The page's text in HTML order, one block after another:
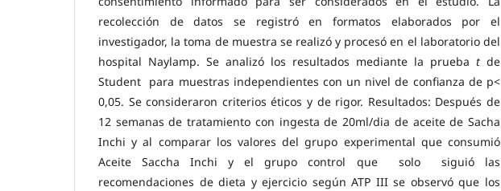
recolección de datos se registró en formatos elaborados por el
investigador, la toma de muestra se realizó y procesó en el laboratorio del
hospital Naylamp. Se analizó los resultados mediante la prueba t de
Student para muestras independientes con un nivel de confianza de p<
0,05. Se consideraron criterios éticos y de rigor. Resultados: Después de
12 semanas de tratamiento con ingesta de 20ml­­­/dia de aceite de Sacha
Inchi y al comparar los valores del grupo experimental que consumió
Aceite Saccha Inchi y el grupo control que solo siguió las
recomendaciones de dieta y ejercicio según ATP III se observó que los